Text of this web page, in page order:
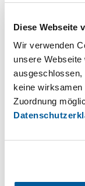
Diese Webseite
Wir verwenden
unsere
ausgeschlossen,
keine
Zuordnung